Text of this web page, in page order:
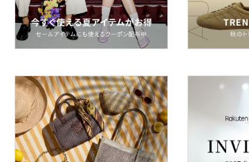
ベースメイク
ネイル
ボディケア・オーラルケ
ア
ヘアケア